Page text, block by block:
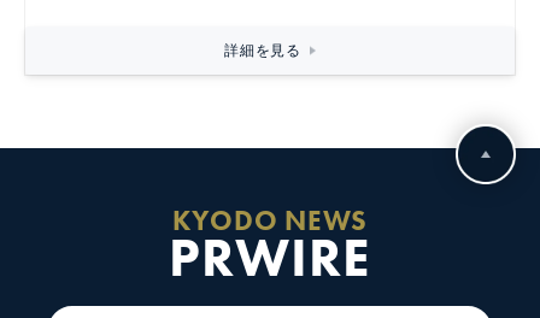
詳細を見る
KYODO NEWS
PRWIRE